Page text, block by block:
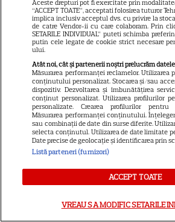
18
Imagini
nunta
Prințul
fascinante
regală din
TELEVIZIUNE
Amendă de
pentru PRO
anunță că va
Consiliului
De la o viață
Aceste drepturi pot fi exercitate prin
“ACCEPT TOATE”, acceptati folosirea tuturor
implica inclusiv acceptul dvs. cu privire la
de catre Vendor-ii cu care colaboram. Prin
SETARILE INDIVIDUAL” puteti schimba
putin cele legate de cookie strict necesare
ului.
Atât noi, cât și partenerii noștri prelucrăm
Măsurarea performanței reclamelor. Utilizarea
conținutului personalizat. Stocarea și/sau
dispozitiv. Dezvoltarea și îmbunătățirea
conținut personalizat. Utilizarea profilurilor
personalizate. Crearea profilurilor pentru
Măsurarea performanței conținutului.
sau combinații de date din surse diferite.
selecta conținutul. Utilizarea de date limitate
Date precise de geolocație și identificarea prin
Listă parteneri (furnizori)
ACCEPT TOATE
VREAU SA MODIFIC SETARILE